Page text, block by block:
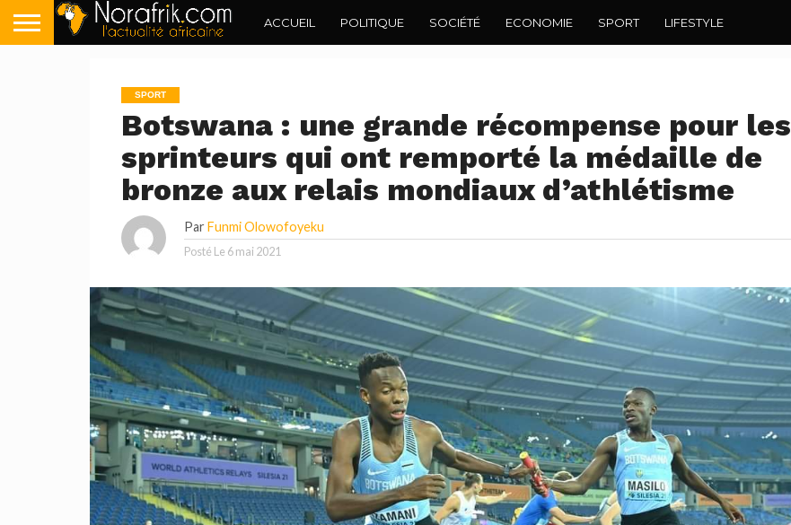
ACCUEIL POLITIQUE SOCIÉTÉ ECONOMIE SPORT LIFESTYLE
SPORT
Botswana : une grande récompense pour les
sprinteurs qui ont remporté la médaille de
bronze aux relais mondiaux d’athlétisme
Par Funmi Olowofoyeku
Posté Le 6 mai 2021